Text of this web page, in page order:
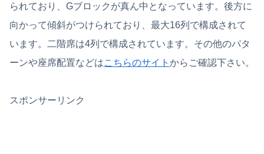
られており、Gブロックが真ん中となっています。後方に
向かって傾斜がつけられており、最大16列で構成されて
います。二階席は4列で構成されています。その他のパタ
ーンや座席配置などはこちらのサイト からご確認下さい。
スポンサーリンク